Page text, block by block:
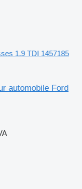
1.9 TDI 1457185
automobile Ford